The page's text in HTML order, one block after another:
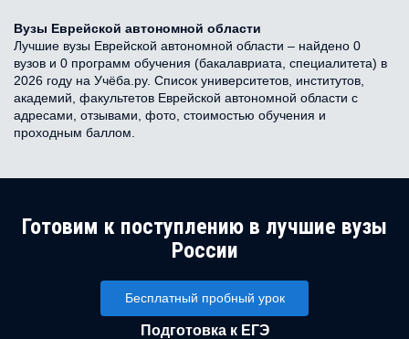
Вузы Еврейской автономной области
Лучшие вузы Еврейской автономной области – найдено 0
вузов и 0 программ обучения (бакалавриата, специалитета) в
2026 году на Учёба.ру. Список университетов, институтов,
академий, факультетов Еврейской автономной области с
адресами, отзывами, фото, стоимостью обучения и
проходным баллом.
Готовим к поступлению в лучшие вузы
России
Бесплатный пробный урок
Подготовка к ЕГЭ